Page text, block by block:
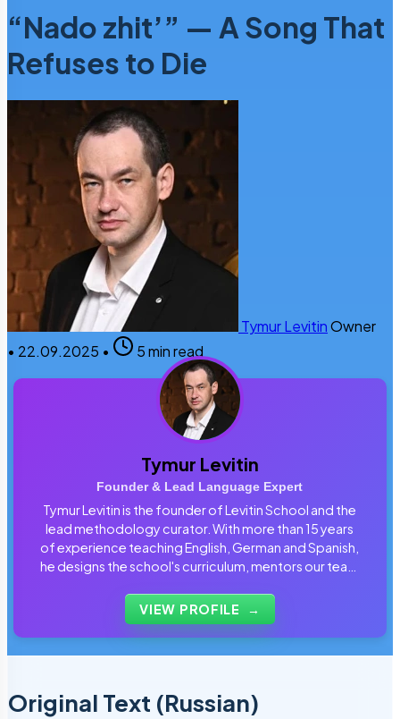
“Nado zhit’” — A Song That
Refuses to Die
Tymur LevitinOwner
• 22.09.2025 • 5 min read
Tymur Levitin
Founder & Lead Language Expert
Tymur Levitin is the founder of Levitin School and the
lead methodology curator. With more than 15 years
of experience teaching English, German and Spanish,
he designs the school's curriculum, mentors our team
students use every day.
VIEW PROFILE →
Original Text (Russian)